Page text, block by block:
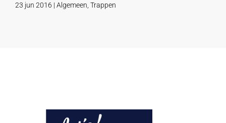
23 jun 2016 | Algemeen Trappen